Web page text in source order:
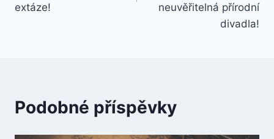
extáze!
neuvěřitelná přírodní
divadla!
Podobné příspěvky